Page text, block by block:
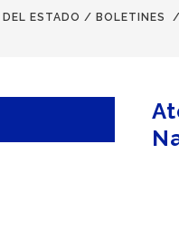
ESTADO / BOLETINES